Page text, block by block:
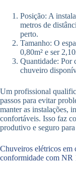
Posição: A
metros de
perto.
Tamanho: O
0,80m² e ser
Quantidade: Por
chuveiro
Um profissional
passos para evitar
manter as instalações,
confortáveis. Isso faz
produtivo e seguro
Chuveiros elétricos em
conformidade com NR